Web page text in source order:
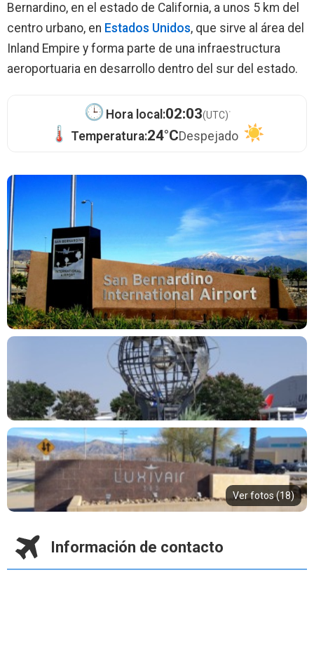
Bernardino, en el estado de California, a unos 5 km del
centro urbano, en Estados Unidos, que sirve al área del
Inland Empire y forma parte de una infraestructura
aeroportuaria en desarrollo dentro del sur del estado.
Hora local:02:03(UTC)·
Temperatura:24°CDespejado
Ver fotos (18)
Información de contacto